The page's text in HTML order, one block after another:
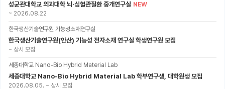
성균관대학교 의과대학 뇌·심혈관질환 중개연구실 NEW
~ 2026.08.22
한국생산기술연구원 기능성소재연구실
한국생산기술연구원(안산) 기능성 전자소재 연구실 학생연구원 모집
~ 상시 모집
세종대학교 Nano-Bio Hybrid Material Lab
세종대학교 Nano-Bio Hybrid Material Lab 학부연구생, 대학원생 모집
2026.08.05. ~ 상시 모집